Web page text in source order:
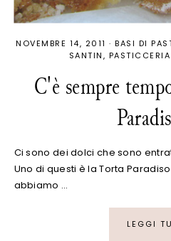
NOVEMBRE 14, 2011 · BASI DI
SANTIN
C'è sempre
Ci sono dei dolci che sono
Uno di questi è la Torta
abbiamo …
LEGGI